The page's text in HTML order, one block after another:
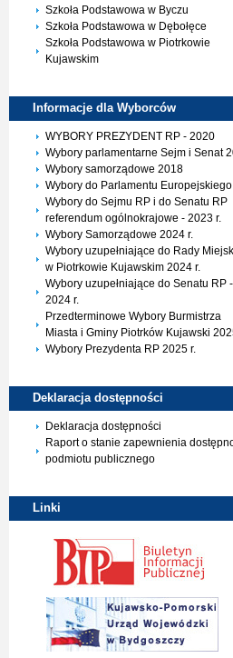
Szkoła Podstawowa w Byczu
Szkoła Podstawowa w Dębołęce
Szkoła Podstawowa w Piotrkowie
Kujawskim
Informacje dla Wyborców
WYBORY PREZYDENT RP - 2020
Wybory parlamentarne Sejm i Senat
Wybory samorządowe 2018
Wybory do Parlamentu Europejskiego
Wybory do Sejmu RP i do Senatu RP
referendum ogólnokrajowe - 2023 r.
Wybory Samorządowe 2024 r.
Wybory uzupełniające do Rady
w Piotrkowie Kujawskim 2024 r.
Wybory uzupełniające do Senatu RP -
2024 r.
Przedterminowe Wybory Burmistrza
Miasta i Gminy Piotrków Kujawski
Wybory Prezydenta RP 2025 r.
Deklaracja dostępności
Deklaracja dostępności
Raport o stanie zapewnienia
podmiotu publicznego
Linki